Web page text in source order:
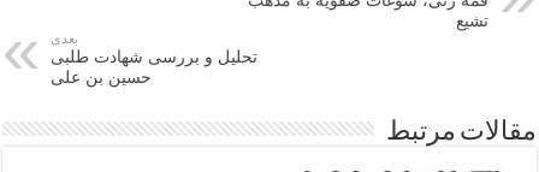
گذ
ی
تشیع
بعدی
تحلیل و بررسی شهادت­ طلبی
حسین بن علی
مقالات مرتبط